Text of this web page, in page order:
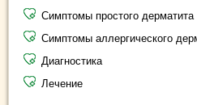
Симптомы простого дерматита
Симптомы аллергического
Диагностика
Лечение